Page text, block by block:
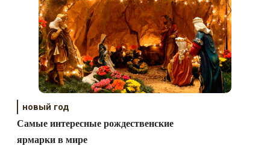
новый год
Самые интересные рождественские
ярмарки в мире